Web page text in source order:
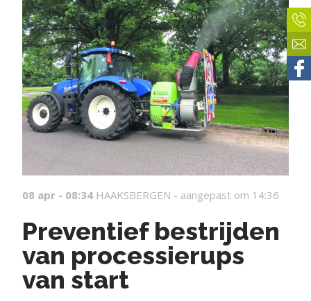
08 apr - 08:34 HAAKSBERGEN - aangepast om 14:36
Preventief bestrijden
van processierups
van start